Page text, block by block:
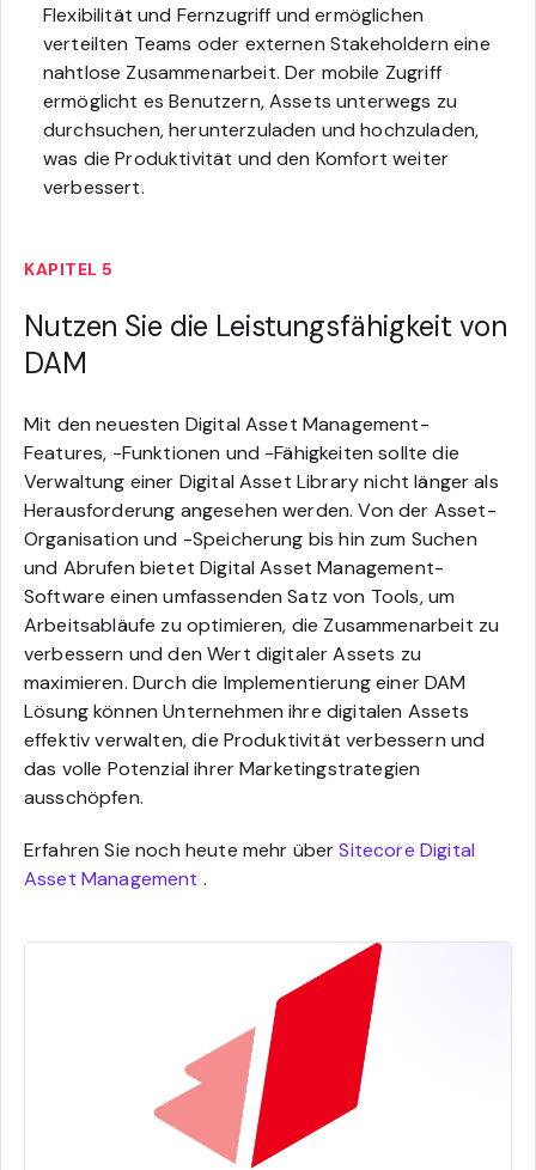
Flexibilität und Fernzugriff und ermöglichen
verteilten Teams oder externen Stakeholdern eine
nahtlose Zusammenarbeit. Der mobile Zugriff
ermöglicht es Benutzern, Assets unterwegs zu
durchsuchen, herunterzuladen und hochzuladen,
was die Produktivität und den Komfort weiter
verbessert.
KAPITEL 5
Nutzen Sie die Leistungsfähigkeit von
DAM
Mit den neuesten Digital Asset Management-
Features, -Funktionen und -Fähigkeiten sollte die
Verwaltung einer Digital Asset Library nicht länger als
Herausforderung angesehen werden. Von der Asset-
Organisation und -Speicherung bis hin zum Suchen
und Abrufen bietet Digital Asset Management-
Software einen umfassenden Satz von Tools, um
Arbeitsabläufe zu optimieren, die Zusammenarbeit zu
verbessern und den Wert digitaler Assets zu
maximieren. Durch die Implementierung einer DAM
Lösung können Unternehmen ihre digitalen Assets
effektiv verwalten, die Produktivität verbessern und
das volle Potenzial ihrer Marketingstrategien
ausschöpfen.
Erfahren Sie noch heute mehr überSitecore Digital
Asset Management .